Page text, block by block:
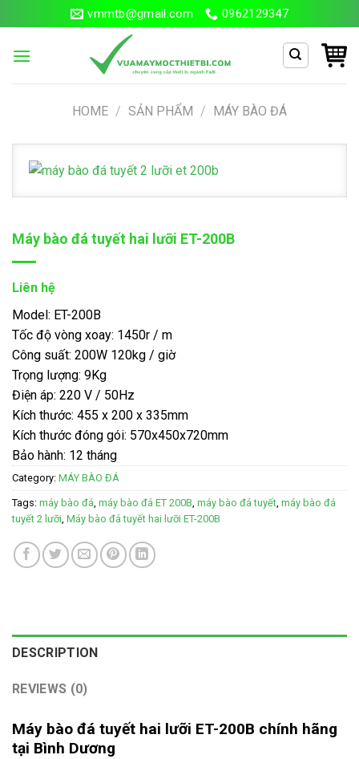
to
content
vmmtb@gmail.com 0962129347
for:
HOME / SẢN PHẨM / MÁY BÀO ĐÁ
Máy bào đá tuyết hai lưỡi ET-200B
Liên hệ
Model: ET-200B
Tốc độ vòng xoay: 1450r / m
Công suất: 200W 120kg / giờ
Trọng lượng: 9Kg
Điện áp: 220 V / 50Hz
Kích thước: 455 x 200 x 335mm
Kích thước đóng gói: 570x450x720mm
Bảo hành: 12 tháng
Category: MÁY BÀO ĐÁ
Tags: máy bào đá, máy bào đá ET 200B, máy bào đá tuyết, máy bào đá
tuyết 2 lưỡi, Máy bào đá tuyết hai lưỡi ET-200B
DESCRIPTION
REVIEWS (0)
Máy bào đá tuyết hai lưỡi ET-200B chính hãng
tại Bình Dương